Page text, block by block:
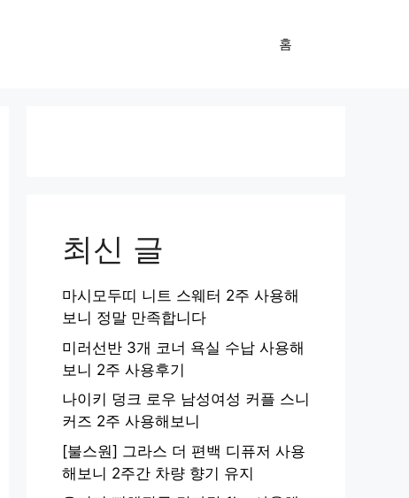
홈
최신 글
마시모두띠 니트 스웨터 2주 사용해
보니 정말 만족합니다
미러선반 3개 코너 욕실 수납 사용해
보니 2주 사용후기
나이키 덩크 로우 남성여성 커플 스니
커즈 2주 사용해보니
[불스원] 그라스 더 편백 디퓨저 사용
해보니 2주간 차량 향기 유지